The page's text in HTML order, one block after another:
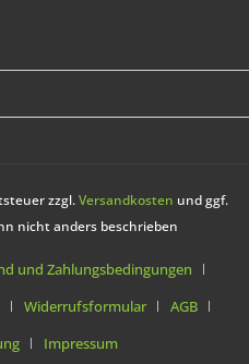
zzgl.Versandkosten und ggf.
nicht anders beschrieben
und Zahlungsbedingungen
Widerrufsformular
AGB
Impressum